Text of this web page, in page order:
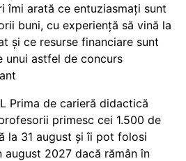
îmi arată ce entuziasmați sunt
buni, cu experiență să vină la
și ce resurse financiare sunt
unui astfel de concurs
Prima de carieră didactică
primesc cei 1.500 de
la 31 august și îi pot folosi
august 2027 dacă rămân în